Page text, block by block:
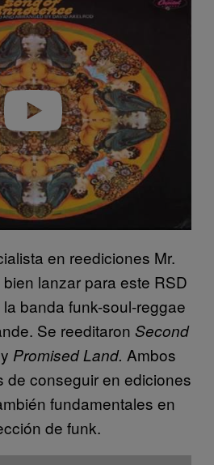
Play video
en reediciones Mr.
lanzar para este RSD
banda funk-soul-reggae
Se reeditaron Second
Promised Land. Ambos
de conseguir en ediciones
fundamentales en
de funk.